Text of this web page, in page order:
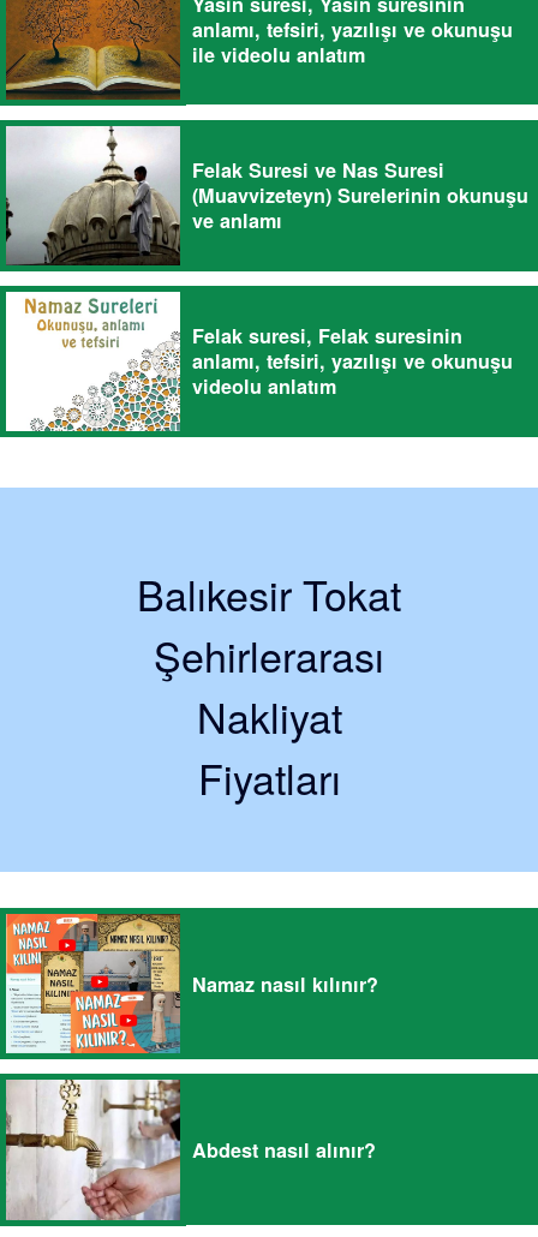
anlamı, tefsiri, yazılışı ve okunuşu
ile videolu anlatım
Felak Suresi ve Nas Suresi
(Muavvizeteyn) Surelerinin okunuşu
ve anlamı
Felak suresi, Felak suresinin
anlamı, tefsiri, yazılışı ve okunuşu
videolu anlatım
Balıkesir Tokat
Şehirlerarası
Nakliyat
Fiyatları
Namaz nasıl kılınır?
Abdest nasıl alınır?